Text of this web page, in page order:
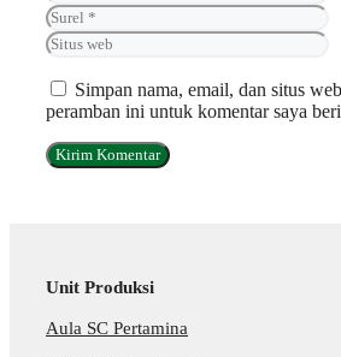
Simpan nama, email, dan situs
peramban ini untuk komentar saya
Unit Produksi
Aula SC Pertamina